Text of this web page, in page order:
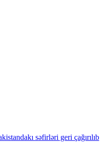
səfirləri geri çağırılıb